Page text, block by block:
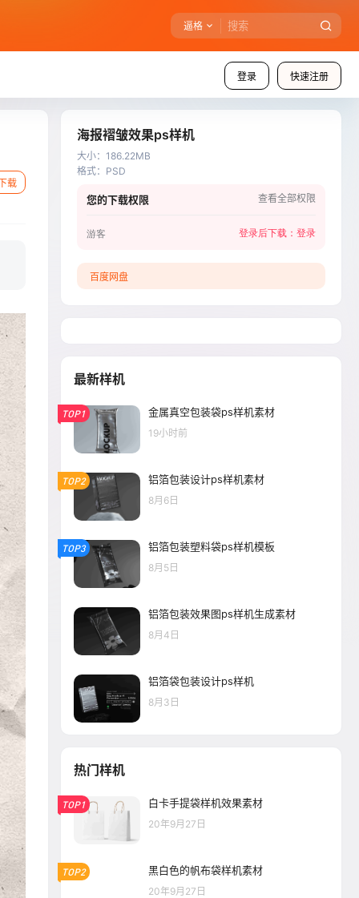
逼格
登录 快速注册
载
海报褶皱效果ps样机
大小： 186.22MB
格式： PSD
您的下载权限 查看全部权限
游客 登录后下载： 登录
百度网盘
最新样机
TOP1 金属真空包装袋ps样机素材
19小时前
TOP2 铝箔包装设计ps样机素材
8月6日
TOP3 铝箔包装塑料袋ps样机模板
8月5日
铝箔包装效果图ps样机生成素材
8月4日
铝箔袋包装设计ps样机
8月3日
热门样机
TOP1 白卡手提袋样机效果素材
20年9月27日
TOP2 黑白色的帆布袋样机素材
20年9月27日